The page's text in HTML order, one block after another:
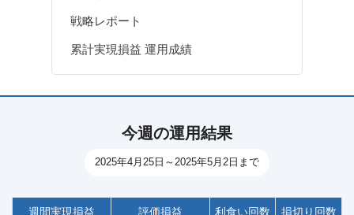
今週の運用結果
2025年4月25日～2025年5月2日まで
週間実現損益 評価損益 利食い回数 損切り回数
戦略レポート
累計実現損益 運用成績